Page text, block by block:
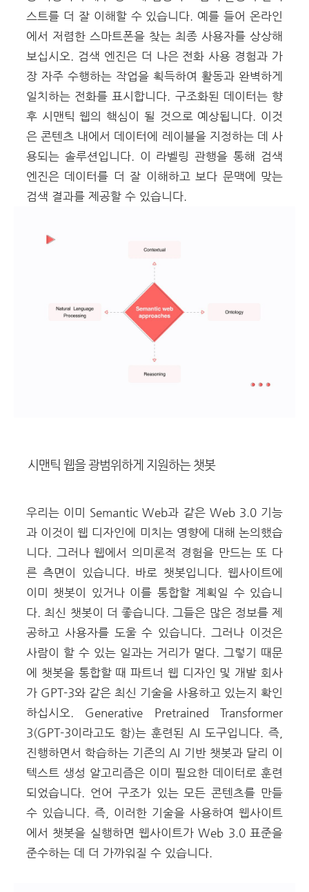
스트를 더 잘 이해할 수 있습니다. 예를 들어 온라인
에서 저렴한 스마트폰을 찾는 최종 사용자를 상상해
보십시오. 검색 엔진은 더 나은 전화 사용 경험과 가
장 자주 수행하는 작업을 획득하여 활동과 완벽하게
일치하는 전화를 표시합니다. 구조화된 데이터는 향
후 시맨틱 웹의 핵심이 될 것으로 예상됩니다. 이것
은 콘텐츠 내에서 데이터에 레이블을 지정하는 데 사
용되는 솔루션입니다. 이 라벨링 관행을 통해 검색
엔진은 데이터를 더 잘 이해하고 보다 문맥에 맞는
검색 결과를 제공할 수 있습니다.
시맨틱 웹을 광범위하게 지원하는 챗봇
우리는 이미 Semantic Web과 같은 Web 3.0 기능
과 이것이 웹 디자인에 미치는 영향에 대해 논의했습
니다. 그러나 웹에서 의미론적 경험을 만드는 또 다
른 측면이 있습니다. 바로 챗봇입니다. 웹사이트에
이미 챗봇이 있거나 이를 통합할 계획일 수 있습니
다. 최신 챗봇이 더 좋습니다. 그들은 많은 정보를 제
공하고 사용자를 도울 수 있습니다. 그러나 이것은
사람이 할 수 있는 일과는 거리가 멀다. 그렇기 때문
에 챗봇을 통합할 때 파트너 웹 디자인 및 개발 회사
가 GPT-3와 같은 최신 기술을 사용하고 있는지 확인
하십시오. Generative Pretrained Transformer
3(GPT-3이라고도 함)는 훈련된 AI 도구입니다. 즉,
진행하면서 학습하는 기존의 AI 기반 챗봇과 달리 이
텍스트 생성 알고리즘은 이미 필요한 데이터로 훈련
되었습니다. 언어 구조가 있는 모든 콘텐츠를 만들
수 있습니다. 즉, 이러한 기술을 사용하여 웹사이트
에서 챗봇을 실행하면 웹사이트가 Web 3.0 표준을
준수하는 데 더 가까워질 수 있습니다.